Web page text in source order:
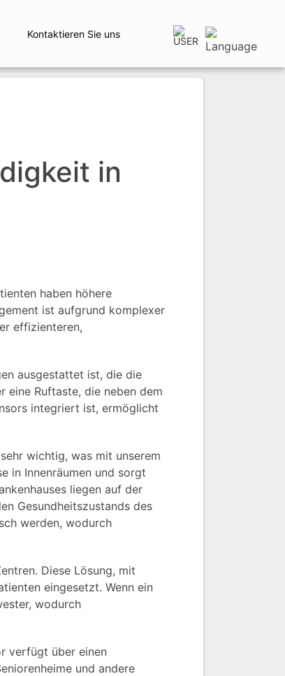
Kontaktieren Sie uns
in
haben höhere
ist aufgrund komplexer
effizienteren,
ausgestattet ist, die die
eine Ruftaste, die neben dem
integriert ist, ermöglicht
wichtig, was mit unserem
in Innenräumen und sorgt
liegen auf der
Gesundheitszustands des
werden, wodurch
Diese Lösung, mit
eingesetzt. Wenn ein
wodurch
verfügt über einen
und andere